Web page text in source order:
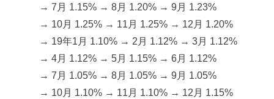
→ 7月 1.15% → 8月 1.20% → 9月 1.23%
→ 10月 1.25% → 11月 1.25% → 12月 1.20%
→ 19年1月 1.10% → 2月 1.12% → 3月 1.12%
→ 4月 1.12% → 5月 1.15% → 6月 1.12%
→ 7月 1.05% → 8月 1.05% → 9月 1.05%
→ 10月 1.10% → 11月 1.10% → 12月 1.15%